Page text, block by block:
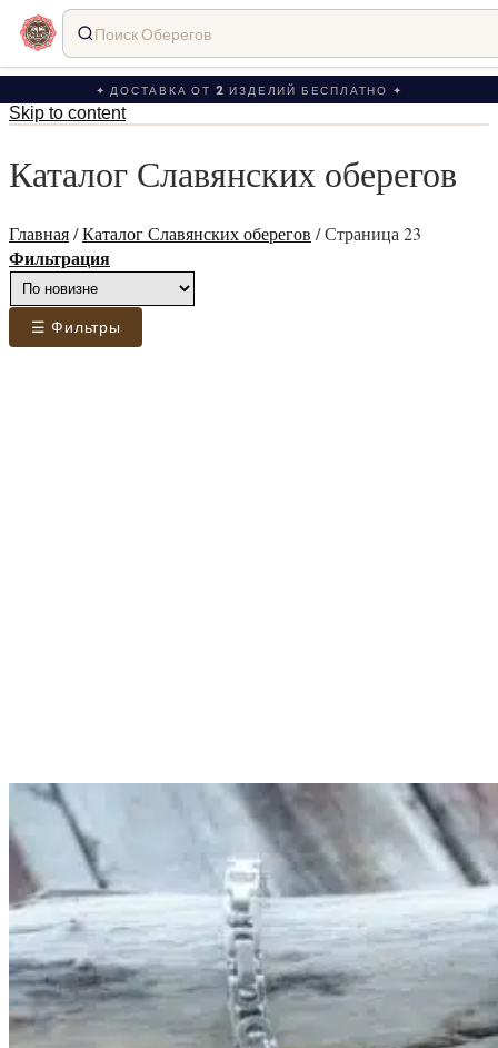
✦ ДОСТАВКА ОТ 2 ИЗДЕЛИЙ БЕСПЛАТНО ✦
Skip to content
Каталог Славянских оберегов
Главная/Каталог Славянских оберегов /Страница 23
Фильтрация
☰ Фильтры
Поиск Оберегов